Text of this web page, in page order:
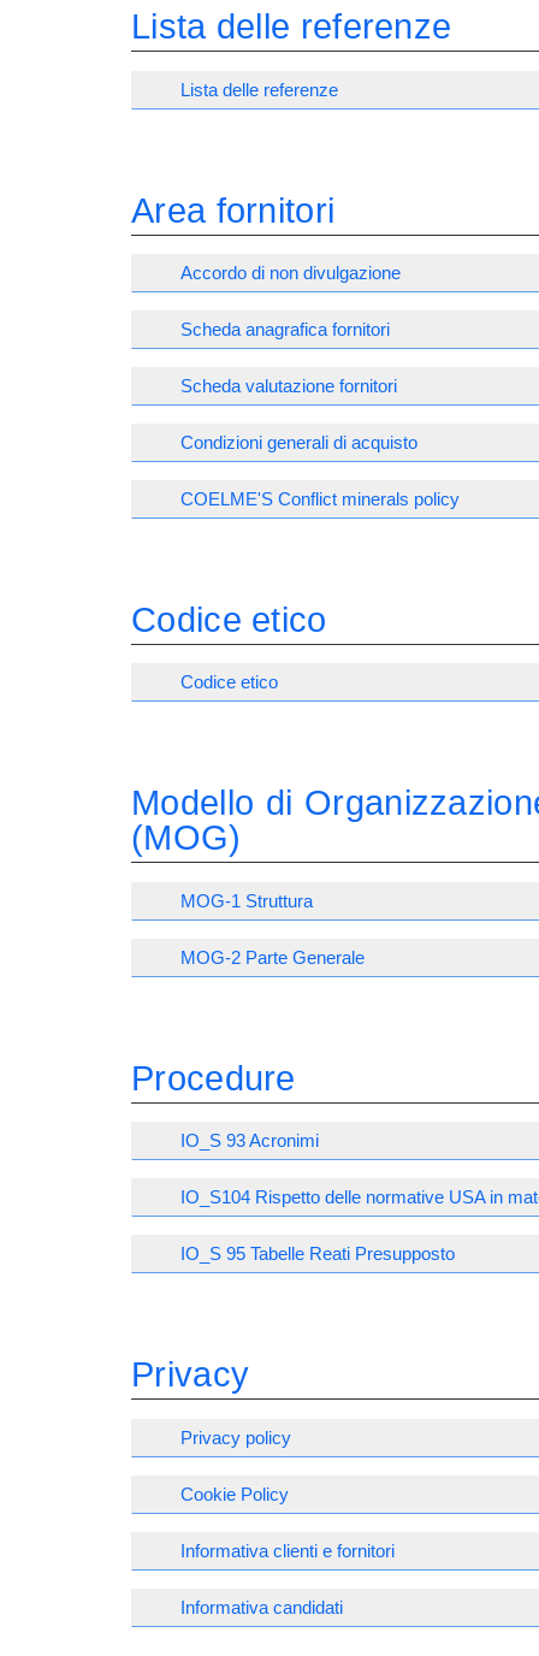
Lista delle referenze
Lista delle referenze
Area fornitori
Accordo di non divulgazione
Scheda anagrafica fornitori
Scheda valutazione fornitori
Condizioni generali di acquisto
COELME'S Conflict minerals policy
Codice etico
Codice etico
Modello di
(MOG)
MOG-1 Struttura
MOG-2 Parte Generale
Procedure
IO_S 93 Acronimi
IO_S104 Rispetto delle normative USA in
IO_S 95 Tabelle Reati Presupposto
Privacy
Privacy policy
Cookie Policy
Informativa clienti e fornitori
Informativa candidati